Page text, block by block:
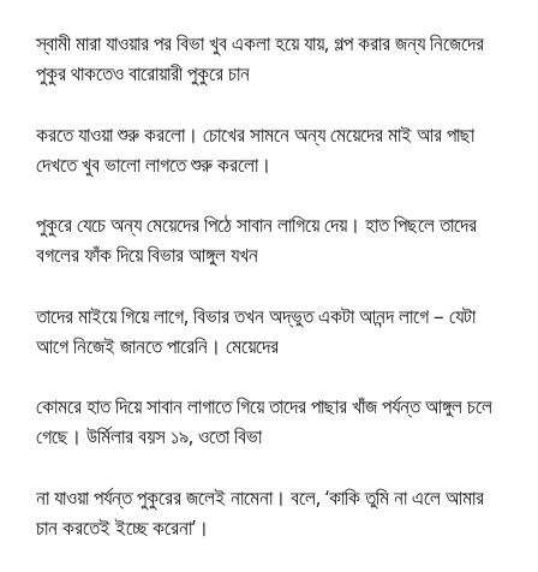
স্বামী মারা যাওয়ার পর বিভা খুব একলা হয়ে যায়, গল্প করার জন্য নিজেদের
পুকুর থাকতেও বারোয়ারী পুকুরে চান
করতে যাওয়া শুরু করলো। চোখের সামনে অন্য মেয়েদের মাই আর পাছা
দেখতে খুব ভালো লাগতে শুরু করলো।
পুকুরে যেচে অন্য মেয়েদের পিঠে সাবান লাগিয়ে দেয়। হাত পিছলে তাদের
বগলের ফাঁক দিয়ে বিভার আঙ্গুল যখন
তাদের মাইয়ে গিয়ে লাগে, বিভার তখন অদ্ভুত একটা আনন্দ লাগে – যেটা
আগে নিজেই জানতে পারেনি। মেয়েদের
কোমরে হাত দিয়ে সাবান লাগাতে গিয়ে তাদের পাছার খাঁজ পর্যন্ত আঙ্গুল চলে
গেছে। উর্মিলার বয়স ১৯, ওতো বিভা
না যাওয়া পর্যন্ত পুকুরের জলেই নামেনা। বলে, ‘কাকি তুমি না এলে আমার
চান করতেই ইচ্ছে করেনা’।